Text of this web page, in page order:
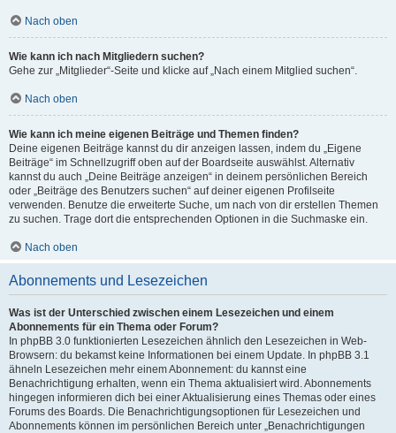
Nach oben
Wie kann ich nach Mitgliedern suchen?
Gehe zur „Mitglieder“-Seite und klicke auf „Nach einem Mitglied suchen“.
Nach oben
Wie kann ich meine eigenen Beiträge und Themen finden?
Deine eigenen Beiträge kannst du dir anzeigen lassen, indem du „Eigene
Beiträge“ im Schnellzugriff oben auf der Boardseite auswählst. Alternativ
kannst du auch „Deine Beiträge anzeigen“ in deinem persönlichen Bereich
oder „Beiträge des Benutzers suchen“ auf deiner eigenen Profilseite
verwenden. Benutze die erweiterte Suche, um nach von dir erstellen Themen
zu suchen. Trage dort die entsprechenden Optionen in die Suchmaske ein.
Nach oben
Abonnements und Lesezeichen
Was ist der Unterschied zwischen einem Lesezeichen und einem
Abonnements für ein Thema oder Forum?
In phpBB 3.0 funktionierten Lesezeichen ähnlich den Lesezeichen in Web-
Browsern: du bekamst keine Informationen bei einem Update. In phpBB 3.1
ähneln Lesezeichen mehr einem Abonnement: du kannst eine
Benachrichtigung erhalten, wenn ein Thema aktualisiert wird. Abonnements
hingegen informieren dich bei einer Aktualisierung eines Themas oder eines
Forums des Boards. Die Benachrichtigungsoptionen für Lesezeichen und
Abonnements können im persönlichen Bereich unter „Benachrichtigungen